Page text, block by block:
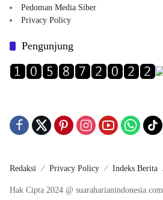
Pedoman Media Siber
Privacy Policy
Pengunjung
Redaksi Privacy Policy Indeks Berita
Hak Cipta 2024 @ suaraharianindonesia.com